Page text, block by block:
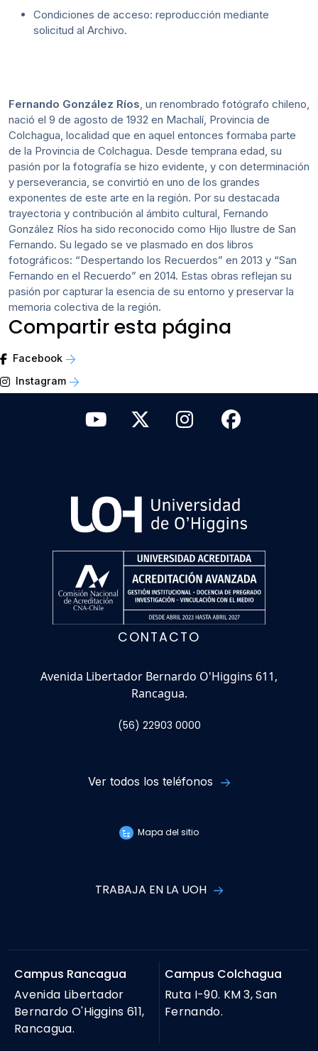
Condiciones de acceso: reproducción mediante
solicitud al Archivo.
Fernando González Ríos, un renombrado fotógrafo chileno,
nació el 9 de agosto de 1932 en Machalí, Provincia de
Colchagua, localidad que en aquel entonces formaba parte
de la Provincia de Colchagua. Desde temprana edad, su
pasión por la fotografía se hizo evidente, y con determinación
y perseverancia, se convirtió en uno de los grandes
exponentes de este arte en la región. Por su destacada
trayectoria y contribución al ámbito cultural, Fernando
González Ríos ha sido reconocido como Hijo Ilustre de San
Fernando. Su legado se ve plasmado en dos libros
fotográficos: “Despertando los Recuerdos” en 2013 y “San
Fernando en el Recuerdo” en 2014. Estas obras reflejan su
pasión por capturar la esencia de su entorno y preservar la
memoria colectiva de la región.
Compartir esta página
Facebook
Instagram
CONTACTO
Avenida Libertador Bernardo O'Higgins 611,
Rancagua.
(56) 22903 0000
Ver todos los teléfonos
Mapa del sitio
TRABAJA EN LA UOH
Campus Rancagua
Avenida Libertador
Bernardo O'Higgins 611,
Rancagua.
Campus Colchagua
Ruta I-90. KM 3, San
Fernando.